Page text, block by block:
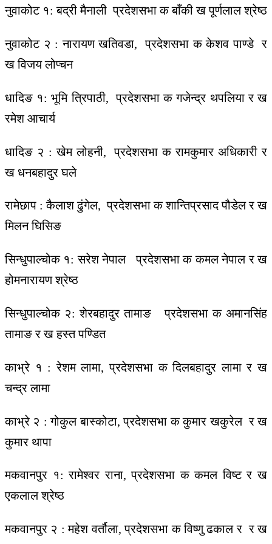
नुवाकोट १: बद्री मैनाली प्रदेशसभा क बाँकी ख पूर्णलाल श्रेष्ठ
नुवाकोट २ : नारायण खतिवडा, प्रदेशसभा क केशव पाण्डे र
ख विजय लोप्चन
धादिङ १: भूमि त्रिपाठी, प्रदेशसभा क गजेन्द्र थपलिया र ख
रमेश आचार्य
धादिङ २ : खेम लोहनी, प्रदेशसभा क रामकुमार अधिकारी र
ख धनबहादुर घले
रामेछाप : कैलाश ढुंगेल, प्रदेशसभा क शान्तिप्रसाद पौडेल र ख
मिलन घिसिङ
सिन्धुपाल्चोक १: सरेश नेपाल प्रदेशसभा क कमल नेपाल र ख
होमनारायण श्रेष्ठ
सिन्धुपाल्चोक २: शेरबहादुर तामाङ प्रदेशसभा क अमानसिंह
तामाङ र ख हस्त पण्डित
काभ्रे १ : रेशम लामा, प्रदेशसभा क दिलबहादुर लामा र ख
चन्द्र लामा
काभ्रे २ : गोकुल बास्कोटा, प्रदेशसभा क कुमार खकुरेल र ख
कुमार थापा
मकवानपुर १: रामेश्वर राना, प्रदेशसभा क कमल विष्ट र ख
एकलाल श्रेष्ठ
मकवानपुर २ : महेश वर्तौला, प्रदेशसभा क विष्णु ढकाल र र ख